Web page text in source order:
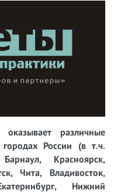
различные
России (в т.ч.
Красноярск,
Чита, Владивосток,
Нижний